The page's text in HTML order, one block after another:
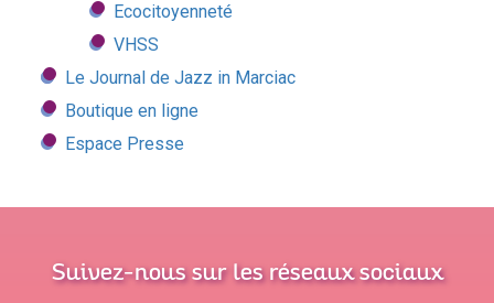
Ecocitoyenneté
VHSS
Le Journal de Jazz in Marciac
Boutique en ligne
Espace Presse
Suivez-nous sur les réseaux sociaux